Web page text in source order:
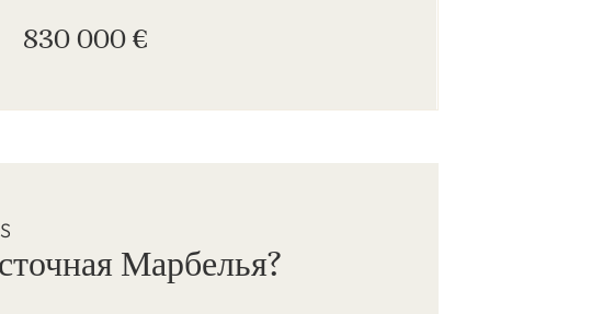
830 000 €
Марбелья?